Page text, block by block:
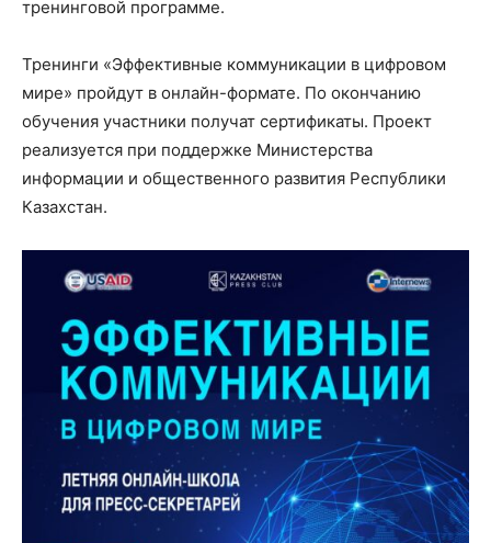
тренинговой программе.
Тренинги «Эффективные коммуникации в цифровом
мире» пройдут в онлайн-формате. По окончанию
обучения участники получат сертификаты. Проект
реализуется при поддержке Министерства
информации и общественного развития Республики
Казахстан.